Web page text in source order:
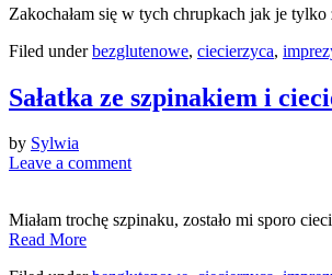
Zakochałam się w tych chrupkach jak je
Filed underbezglutenowe, ciecierzyca,
Sałatka ze szpinakiem i
by Sylwia
Leave a comment
Miałam trochę szpinaku, zostało mi sporo
Read More